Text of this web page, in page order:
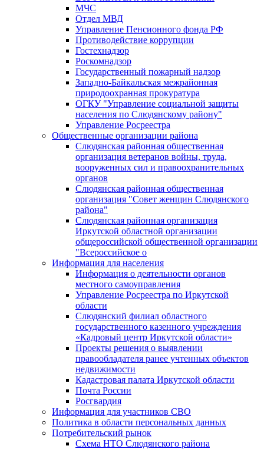
МЧС
Отдел МВД
Управление Пенсионного фонда РФ
Противодействие коррупции
Гостехнадзор
Роскомнадзор
Государственный пожарный надзор
Западно-Байкальская межрайонная
природоохранная прокуратура
ОГКУ "Управление социальной защиты
населения по Слюдянскому району"
Управление Росреестра
Общественные организации района
Слюдянская районная общественная
организация ветеранов войны, труда,
вооруженных сил и правоохранительных
органов
Слюдянская районная общественная
организация "Совет женщин Слюдянского
района"
Слюдянская районная организация
Иркутской областной организации
общероссийской общественной организации
"Всероссийское о
Информация для населения
Информация о деятельности органов
местного самоуправления
Управление Росреестра по Иркутской
области
Слюдянский филиал областного
государственного казенного учреждения
«Кадровый центр Иркутской области»
Проекты решения о выявлении
правообладателя ранее учтенных объектов
недвижимости
Кадастровая палата Иркутской области
Почта России
Росгвардия
Информация для участников СВО
Политика в области персональных данных
Потребительский рынок
Схема НТО Слюдянского района